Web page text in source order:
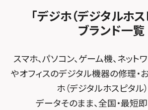
スマホスピタル テルル松戸五香
スマホスピタル テルル宮野木
スマホスピタル千葉
スマホスピタル平和が丘
スマホスピタル春日井勝川
スマホスピタル住道オペラパーク
スマホスピタル東大阪ロンモール
スマホスピタル堺
スマホスピタル 堺出張所
スマホスピタル京都河原町
MacBook修理メニュー
FCNTスマートフォン修理
「デジホ（デジタルホス
ブランド一覧
スマホ、パソコン、ゲーム機、ネット
やオフィスのデジタル機器の修理・
ホ（デジタルホスピタル）
データそのまま、全国・最短